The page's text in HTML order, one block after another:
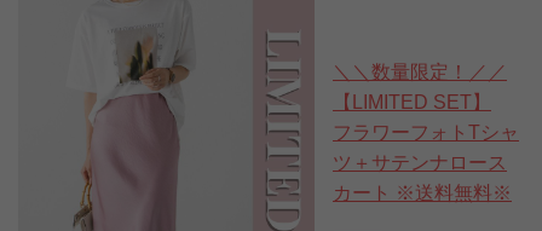
＼＼数量限定！／／
【LIMITED SET】
フラワーフォトTシャ
ツ＋サテンナロース
カート ※送料無料※